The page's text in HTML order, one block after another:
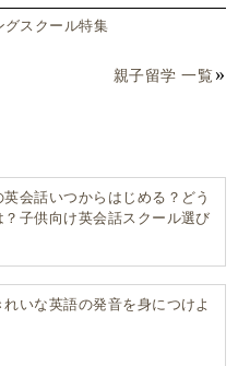
グスクール特集
親子留学 一覧
英会話いつからはじめる？どう
子供向け英会話スクール選び
いな英語の発音を身につけよ